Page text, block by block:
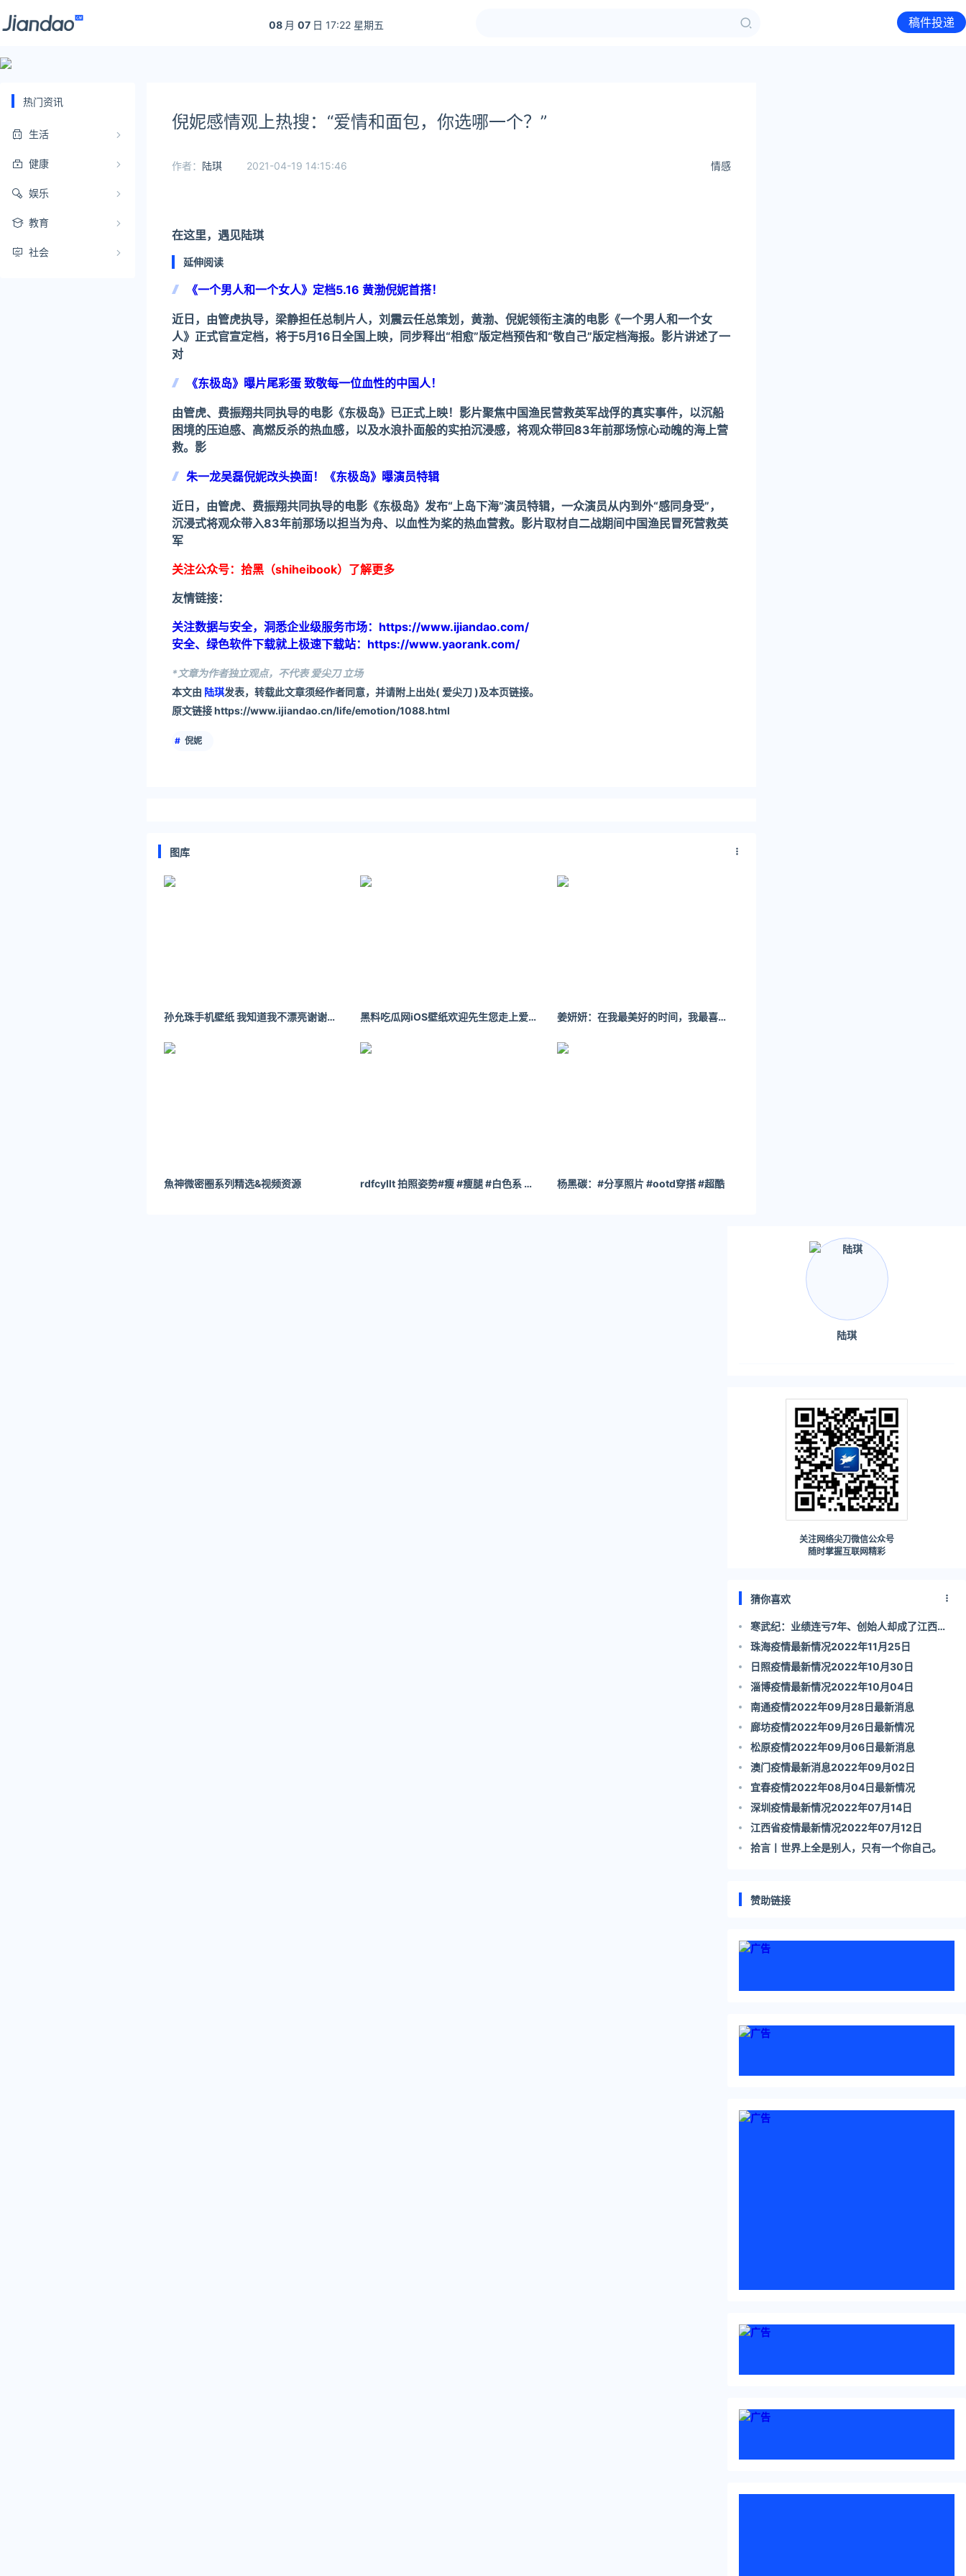
08 月 07 日 17:22 星期五 稿件投递
热门资讯
生活
健康
娱乐
教育
社会
倪妮感情观上热搜：“爱情和面包，你选哪一个？”
情感
作者： 陆琪 2021-04-19 14:15:46
在这里，遇见陆琪
延伸阅读
《一个男人和一个女人》定档5.16 黄渤倪妮首搭！
近日，由管虎执导，梁静担任总制片人，刘震云任总策划，黄渤、倪妮领衔主演的电影《一个男人和一个女
人》正式官宣定档，将于5月16日全国上映，同步释出“相愈”版定档预告和“敬自己”版定档海报。影片讲述了一
对
《东极岛》曝片尾彩蛋 致敬每一位血性的中国人！
由管虎、费振翔共同执导的电影《东极岛》已正式上映！影片聚焦中国渔民营救英军战俘的真实事件，以沉船
困境的压迫感、高燃反杀的热血感，以及水浪扑面般的实拍沉浸感，将观众带回83年前那场惊心动魄的海上营
救。影
朱一龙吴磊倪妮改头换面！《东极岛》曝演员特辑
近日，由管虎、费振翔共同执导的电影《东极岛》发布“上岛下海”演员特辑，一众演员从内到外“感同身受”，
沉浸式将观众带入83年前那场以担当为舟、以血性为桨的热血营救。影片取材自二战期间中国渔民冒死营救英
军
关注公众号：拾黑（shiheibook）了解更多
友情链接：
关注数据与安全，洞悉企业级服务市场：https://www.ijiandao.com/
安全、绿色软件下载就上极速下载站：https://www.yaorank.com/
*文章为作者独立观点，不代表 爱尖刀 立场
本文由 陆琪发表，转载此文章须经作者同意，并请附上出处( 爱尖刀 )及本页链接。
原文链接 https://www.ijiandao.cn/life/emotion/1088.html
倪妮
图库
孙允珠手机壁纸 我知道我不漂亮谢谢你喜欢我 黑料吃瓜网iOS壁纸欢迎先生您走上爱我这条不归路 姜妍妍：在我最美好的时间，我最喜欢的人却不在我身边。
魚神微密圈系列精选&视频资源 rdfcyllt 拍照姿势#瘦 #瘦腿 #白色系 - 小红书 杨黑碳：#分享照片 #ootd穿搭 #超酷
陆琪
关注网络尖刀微信公众号
随时掌握互联网精彩
猜你喜欢
寒武纪：业绩连亏7年、创始人却成了江西首
富
珠海疫情最新情况2022年11月25日
日照疫情最新情况2022年10月30日
淄博疫情最新情况2022年10月04日
南通疫情2022年09月28日最新消息
廊坊疫情2022年09月26日最新情况
松原疫情2022年09月06日最新消息
澳门疫情最新消息2022年09月02日
宜春疫情2022年08月04日最新情况
深圳疫情最新情况2022年07月14日
江西省疫情最新情况2022年07月12日
拾言丨世界上全是别人，只有一个你自己。
赞助链接